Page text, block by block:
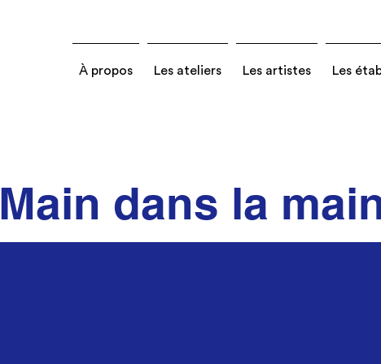
À propos Les ateliers Les artistes Les
Main dans la